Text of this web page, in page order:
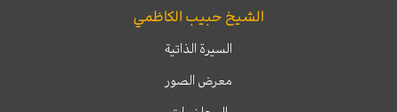
الشيخ حبيب الكاظمي
السيرة الذاتية
معرض الصور